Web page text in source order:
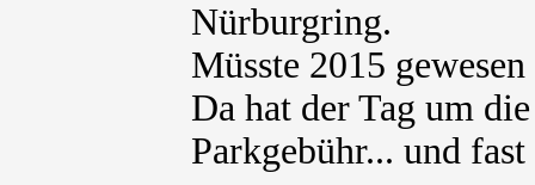
Nürburgring.
Müsste 2015
Da hat der Tag um
Parkgebühr... und